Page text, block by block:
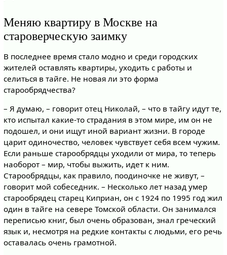
Меняю квартиру в Москве на
староверческую заимку
В последнее время стало модно и среди городских
жителей оставлять квартиры, уходить с работы и
селиться в тайге. Не новая ли это форма
старообрядчества?
– Я думаю, – говорит отец Николай, – что в тайгу идут те,
кто испытал какие-то страдания в этом мире, им он не
подошел, и они ищут иной вариант жизни. В городе
царит одиночество, человек чувствует себя всем чужим.
Если раньше старообрядцы уходили от мира, то теперь
наоборот – мир, чтобы выжить, идет к ним.
Старообрядцы, как правило, поодиночке не живут, –
говорит мой собеседник. – Несколько лет назад умер
старообрядец старец Киприан, он с 1924 по 1995 год жил
один в тайге на севере Томской области. Он занимался
переписью книг, был очень образован, знал греческий
язык и, несмотря на редкие контакты с людьми, его речь
оставалась очень грамотной.